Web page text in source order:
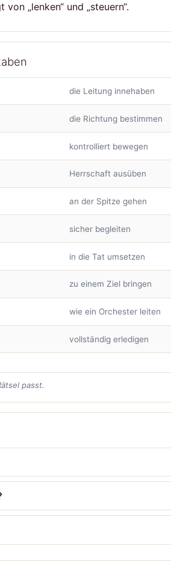
„lenken“ und „steuern“.
die Leitung innehaben
die Richtung bestimmen
kontrolliert bewegen
Herrschaft ausüben
an der Spitze gehen
sicher begleiten
in die Tat umsetzen
zu einem Ziel bringen
wie ein Orchester leiten
vollständig erledigen
passt.